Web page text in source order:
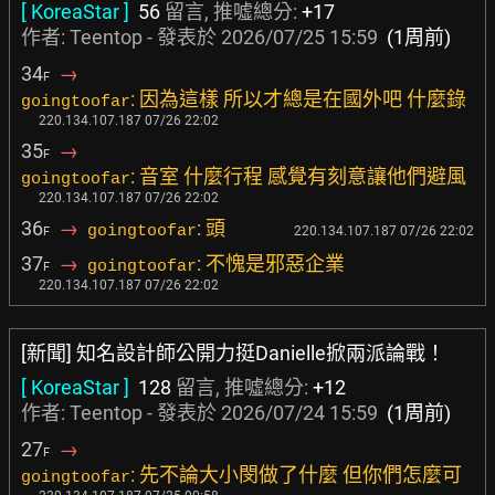
[ KoreaStar ] 56 留言, 推噓總分: +17
作者: Teentop- 發表於 2026/07/25 15:59 (1周前)
34F →
goingtoofar: 因為這樣 所以才總是在國外吧 什麼錄
220.134.107.187 07/26 22:02
35F →
goingtoofar: 音室 什麼行程 感覺有刻意讓他們避風
220.134.107.187 07/26 22:02
36F → goingtoofar: 頭 220.134.107.187 07/26 22:02
37F → goingtoofar: 不愧是邪惡企業
220.134.107.187 07/26 22:02
[新聞] 知名設計師公開力挺Danielle掀兩派論戰！
[ KoreaStar ] 128 留言, 推噓總分: +12
作者: Teentop- 發表於 2026/07/24 15:59 (1周前)
27F →
goingtoofar: 先不論大小閔做了什麼 但你們怎麼可